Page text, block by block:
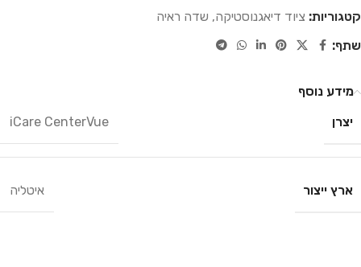
קטגוריות: ציוד דיאגנוסטיקה, שדה ראיה
שתף:
מידע נוסף
יצרן
iCare CenterVue
ארץ ייצור איטליה